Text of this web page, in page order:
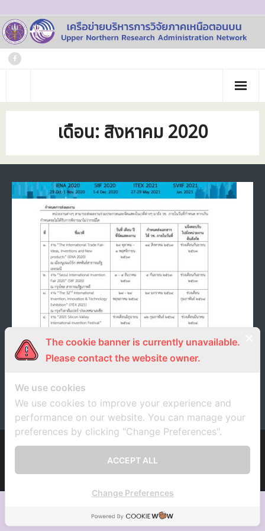
Skip
to
content
หน้าแรก
เกี่ยวกับเรา
- คณะทำงาน
- บุคลากร
- สถาบันสมาชิก
- ภารกิจเครือข่าย
ภาพกิจกรรม
วารสาร
ข้อมูลโครงการวิจัย
ติดต่อเรา
เดือน:สิงหาคม 2020
วช. ขอเชิญนำผลงานวิจัย สิ่งประดิษฐ์ และนวัตกรรม
ร่วมประกวดและจัดแสดงในเวทีนานาชาติ
7 สิงหาคม 2020
Think Up Themes Ltd . Powered by
The cookie banner is currently unavailable.
Please contact the website owner.
We use cookies
We use cookies to improve your experience and
performance on our website. You can manage your
preferences by clicking "Change Preferences".
ACCEPT ALL
Change Preferences